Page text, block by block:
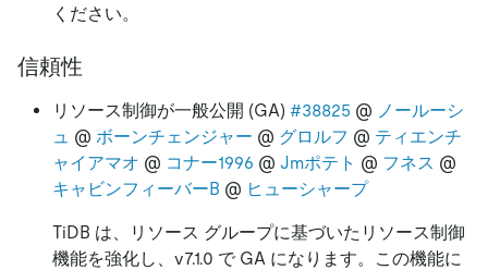
ください。
信頼性
リソース制御が一般公開 (GA) #38825 @ ノールーシ
ュ @ ボーンチェンジャー @ グロルフ @ ティエンチ
ャイアマオ @ コナー1996 @ Jmポテト @ フネス @
キャビンフィーバーB @ ヒューシャープ
TiDB は、リソース グループに基づいたリソース制御
機能を強化し、v7.1.0 で GA になります。この機能に